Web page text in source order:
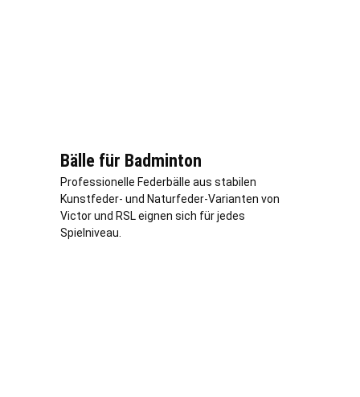
Bälle für Badminton
Professionelle Federbälle aus stabilen
Kunstfeder- und Naturfeder-Varianten von
Victor und RSL eignen sich für jedes
Spielniveau.